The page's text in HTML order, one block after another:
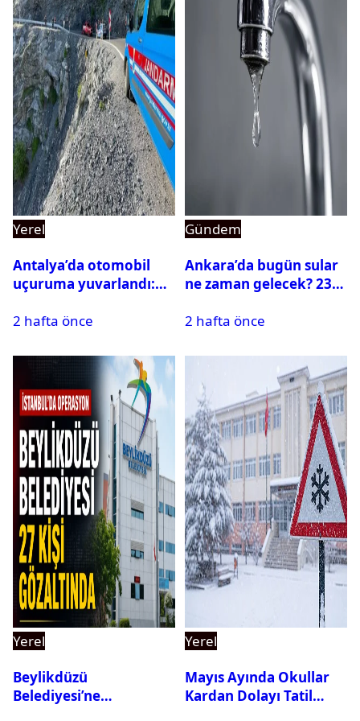
Yerel
Antalya’da otomobil
uçuruma yuvarlandı:
var
2 hafta önce
Gündem
Ankara’da bugün sular
ne zaman gelecek? 23
su kesintisi sorgulama
2 hafta önce
Yerel
Beylikdüzü
Belediyesi’ne
Yerel
Mayıs Ayında Okullar
Kardan Dolayı Tatil